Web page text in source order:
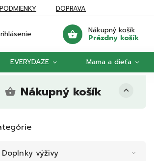
DOPRAVA
Nákupný košík
Prázdny košík
EVERYDAZE Mama a dieťa
Nákupný košík
Doplnky výživy